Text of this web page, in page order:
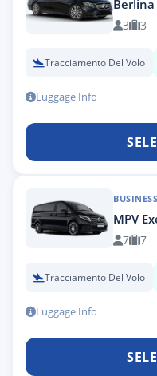
Berlina
3 3
Tracciamento Del Volo
Luggage Info
BUSINESS
MPV
7 7
Tracciamento Del Volo
Luggage Info